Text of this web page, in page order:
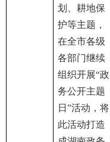
划、耕地保
护等主题，
在全市各级
各部门继续
组织开展“政
务公开主题
日”活动，将
此活动打造